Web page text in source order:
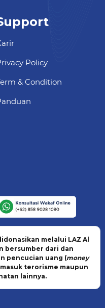
Policy
& Condition
melalui LAZ Al
bersumber dari dan
pencucian uang (money
terorisme maupun
lainnya.